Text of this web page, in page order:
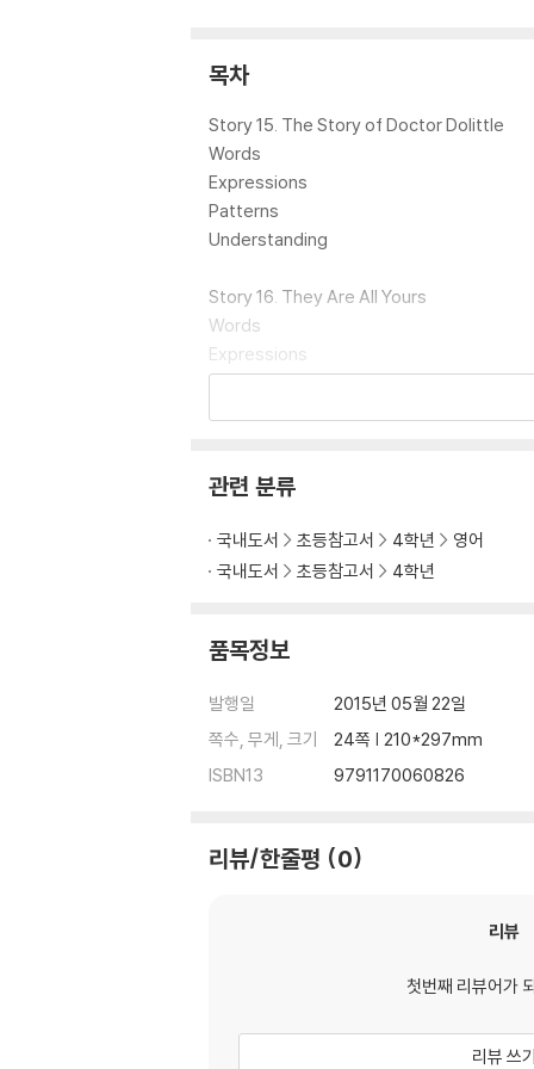
목차
Story 15. The Story of Doctor Dolittle
Words
Expressions
Patterns
Understanding
Story 16. They Are All Yours
Words
Expressions
Patterns
관련 분류
국내도서 초등참고서 4학년
영어
국내도서
초등참고서 4학년
품목정보
발행일
2015년 05월 22일
쪽수, 무게, 크기
24쪽 | 210*297mm
ISBN13
9791170060826
리뷰/한줄평 0
리뷰
첫번째 리뷰어가
리뷰 쓰기